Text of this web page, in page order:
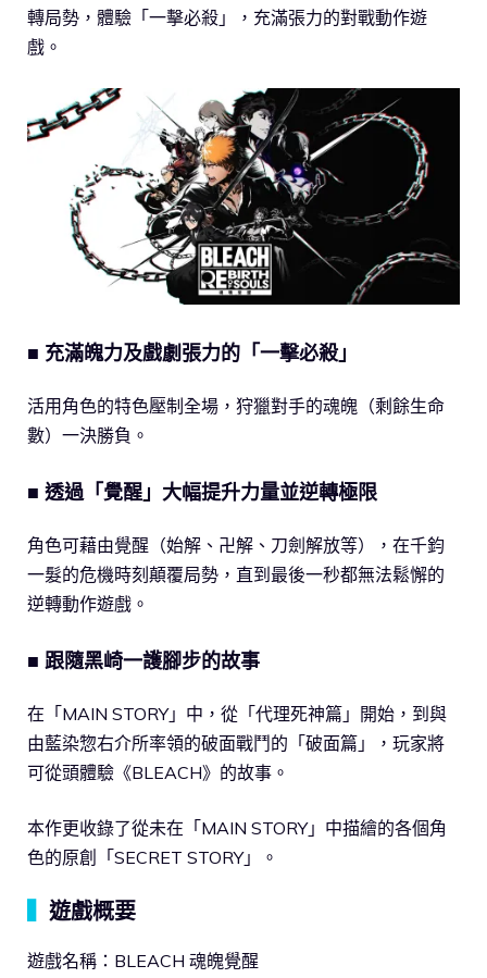
轉局勢，體驗「一擊必殺」，充滿張力的對戰動作遊
戲。
■ 充滿魄力及戲劇張力的「一擊必殺」
活用角色的特色壓制全場，狩獵對手的魂魄（剩餘生命
數）一決勝負。
■ 透過「覺醒」大幅提升力量並逆轉極限
角色可藉由覺醒（始解、卍解、刀劍解放等），在千鈞
一髮的危機時刻顛覆局勢，直到最後一秒都無法鬆懈的
逆轉動作遊戲。
■ 跟隨黑崎一護腳步的故事
在「MAIN STORY」中，從「代理死神篇」開始，到與
由藍染惣右介所率領的破面戰鬥的「破面篇」，玩家將
可從頭體驗《BLEACH》的故事。
本作更收錄了從未在「MAIN STORY」中描繪的各個角
色的原創「SECRET STORY」。
遊戲概要
遊戲名稱：BLEACH 魂魄覺醒